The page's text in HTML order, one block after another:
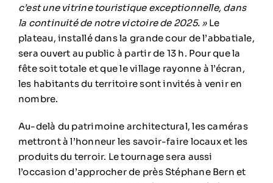
c’est une vitrine touristique exceptionnelle, dans
la continuité de notre victoire de 2025. »Le
plateau, installé dans la grande cour de l’abbatiale,
sera ouvert au public à partir de 13 h. Pour que la
fête soit totale et que le village rayonne à l’écran,
les habitants du territoire sont invités à venir en
nombre.
Au-delà du patrimoine architectural, les caméras
mettront à l’honneur les savoir-faire locaux et les
produits du terroir. Le tournage sera aussi
l’occasion d’approcher de près Stéphane Bern et